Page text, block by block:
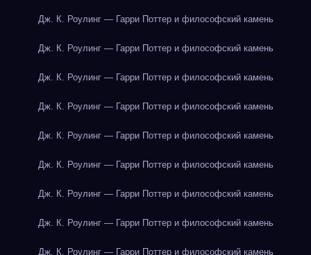
Дж. К. Роулинг — Гарри Поттер и философский камень
Дж. К. Роулинг — Гарри Поттер и философский камень
Дж. К. Роулинг — Гарри Поттер и философский камень
Дж. К. Роулинг — Гарри Поттер и философский камень
Дж. К. Роулинг — Гарри Поттер и философский камень
Дж. К. Роулинг — Гарри Поттер и философский камень
Дж. К. Роулинг — Гарри Поттер и философский камень
Дж. К. Роулинг — Гарри Поттер и философский камень
Дж. К. Роулинг — Гарри Поттер и философский камень